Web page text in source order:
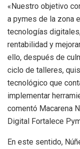
«Nuestro objetivo
a pymes de la zona
tecnologías
rentabilidad y
ello, después de
ciclo de talleres,
tecnológico que
implementar
comentó Macarena
Digital Fortalece
En este sentido,